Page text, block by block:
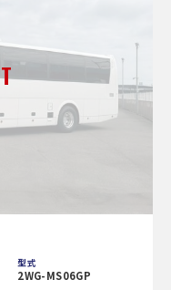
型式
2WG-MS06GP